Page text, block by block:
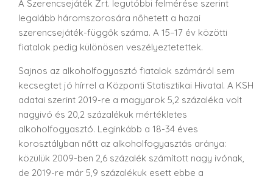
A Szerencsejáték Zrt. legutóbbi felmérése szerint
legalább háromszorosára nőhetett a hazai
szerencsejáték-függők száma. A 15–17 év közötti
fiatalok pedig különösen veszélyeztetettek.
Sajnos az alkoholfogyasztó fiatalok számáról sem
kecsegtet jó hírrel a Központi Statisztikai Hivatal. A KSH
adatai szerint 2019-re a magyarok 5,2 százaléka volt
nagyivó és 20,2 százalékuk mértékletes
alkoholfogyasztó. Leginkább a 18-34 éves
korosztályban nőtt az alkoholfogyasztás aránya:
közülük 2009-ben 2,6 százalék számított nagy ivónak,
de 2019-re már 5,9 százalékuk esett ebbe a